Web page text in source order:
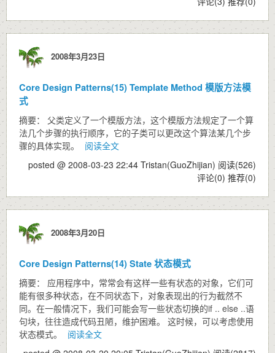
2008年3月23日
Core Design Patterns(15) Template Method 模版方法模
式
摘要： 父类定义了一个模版方法，这个模版方法规定了一个算
法几个步骤的执行顺序，它的子类可以更改这个算法某几个步
骤的具体实现。
阅读全文
posted @ 2008-03-23 22:44 Tristan(GuoZhijian) 阅读(526)
评论(0) 推荐(0)
2008年3月20日
Core Design Patterns(14) State 状态模式
摘要： 应用程序中，常常会有这样一些有状态的对象，它们可
能有很多种状态，在不同状态下，对象表现出的行为截然不
同。在一般情况下，我们可能会写一些状态切换的if .. else ..语
句块，往往造成代码丑陋，维护困难。 这时候，可以考虑使用
状态模式。
阅读全文